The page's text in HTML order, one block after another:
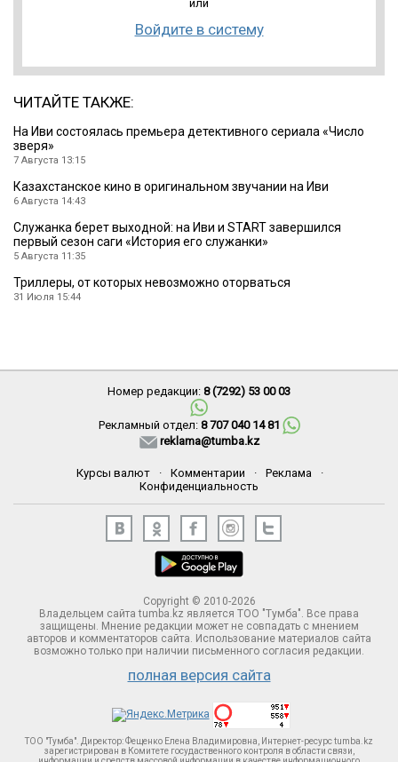
или
Войдите в систему
ЧИТАЙТЕ ТАКЖЕ:
На Иви состоялась премьера детективного сериала «Число
зверя»
7 Августа 13:15
Казахстанское кино в оригинальном звучании на Иви
6 Августа 14:43
Служанка берет выходной: на Иви и START завершился
первый сезон саги «История его служанки»
5 Августа 11:35
Триллеры, от которых невозможно оторваться
31 Июля 15:44
Номер редакции: 8 (7292) 53 00 03
Рекламный отдел: 8 707 040 14 81
reklama@tumba.kz
Курсы валют · Комментарии · Реклама
·
Конфиденциальность
Copyright © 2010-2026
Владельцем сайта tumba.kz является ТОО "Тумба". Все права
защищены. Мнение редакции может не совпадать с мнением
авторов и комментаторов сайта. Использование материалов сайта
возможно только при наличии письменного согласия редакции.
полная версия сайта
ТОО "Тумба". Директор: Фещенко Елена Владимировна, Интернет-ресурс tumba.kz
зарегистрирован в Комитете госудаственного контроля в области связи,